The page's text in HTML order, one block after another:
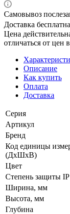
Самовывоз
Доставка
Цена
отличаться от цен
Описание
Как купить
Оплата
Доставка
Серия
Артикул
Бренд
Код единицы
(ДхШхВ)
Цвет
Степень защиты IP
Ширина, мм
Высота, мм
Глубина